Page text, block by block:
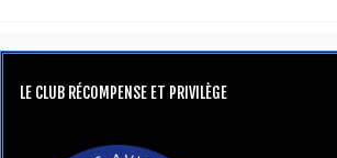
LE CLUB RÉCOMPENSE ET PRIVILÈGE